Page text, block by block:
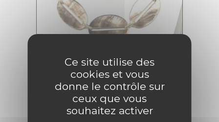
Collier Fluorite
124,00 € 62,00 €
AJOUTER AU PANIER
Ce site utilise des
cookies et vous
donne le contrôle sur
ceux que vous
souhaitez activer